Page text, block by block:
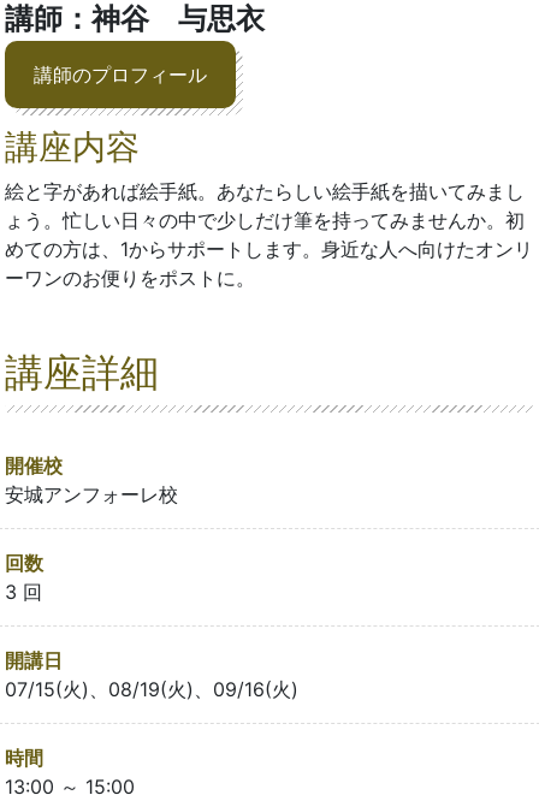
講師：神谷 与思衣
講師のプロフィール
講座内容
絵と字があれば絵手紙。あなたらしい絵手紙を描いてみまし
ょう。忙しい日々の中で少しだけ筆を持ってみませんか。初
めての方は、1からサポートします。身近な人へ向けたオンリ
ーワンのお便りをポストに。
講座詳細
開催校
安城アンフォーレ校
回数
3 回
開講日
07/15(火)、08/19(火)、09/16(火)
時間
13:00 ～ 15:00